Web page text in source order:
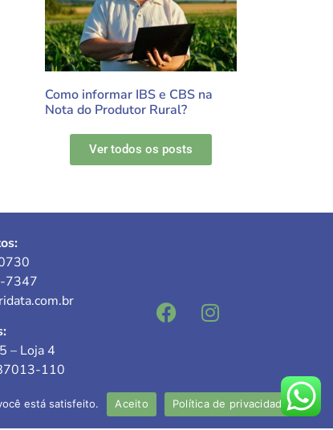
Como informar IBS e CBS na
Nota do Produtor Rural?
Ver todos os posts
7347
– Loja 4
110
está satisfeito. Aceito Política de privacidade